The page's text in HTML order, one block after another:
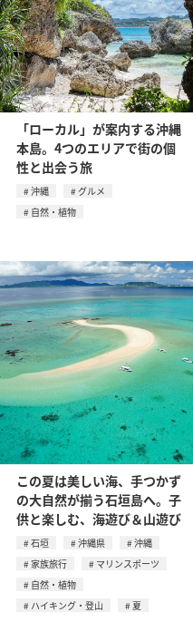
「ローカル」が案内する沖縄
本島。4つのエリアで街の個
性と出会う旅
沖縄
グルメ
自然・植物
この夏は美しい海、手つかず
の大自然が揃う石垣島へ。子
供と楽しむ、海遊び＆山遊び
石垣 沖縄県
沖縄
家族旅行
マリンスポーツ
自然・植物
ハイキング・登山
夏